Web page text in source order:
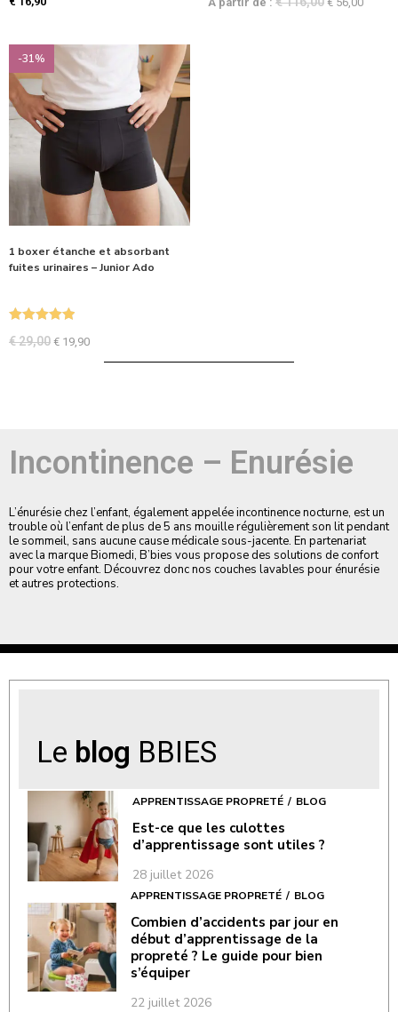
-31%
1 boxer étanche et absorbant
fuites urinaires – Junior Ado
€29,00 € 19,90
Incontinence – Enurésie
L’énurésie chez l’enfant, également appelée incontinence nocturne, est un
trouble où l’enfant de plus de 5 ans mouille régulièrement son lit pendant
le sommeil, sans aucune cause médicale sous-jacente. En partenariat
avec la marque Biomedi, B’bies vous propose des solutions de confort
pour votre enfant. Découvrez donc nos couches lavables pour énurésie
et autres protections.
Le blog BBIES
APPRENTISSAGE PROPRETÉ BLOG
Est-ce que les culottes
d’apprentissage sont utiles ?
28 juillet 2026
APPRENTISSAGE PROPRETÉ BLOG
Combien d’accidents par jour en
début d’apprentissage de la
propreté ? Le guide pour bien
s’équiper
22 juillet 2026